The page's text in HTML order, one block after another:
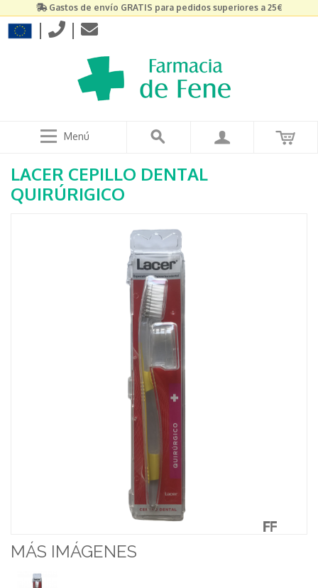
Gastos de envío GRATIS para pedidos superiores a 25€
| |
Menú
LACER CEPILLO DENTAL
QUIRÚRIGICO
MÁS IMÁGENES